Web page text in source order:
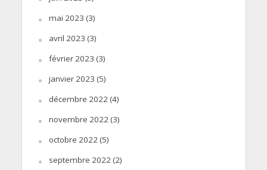
mai 2023 (3)
avril 2023 (3)
février 2023 (3)
janvier 2023 (5)
décembre 2022(4)
novembre 2022(3)
octobre 2022(5)
septembre 2022(2)